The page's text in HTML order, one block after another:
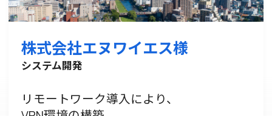
株式会社エヌワイエス様
システム開発
リモートワーク導入により、